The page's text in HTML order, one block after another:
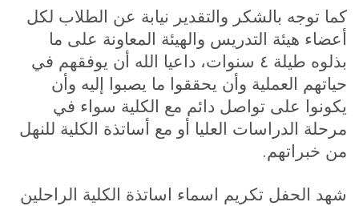
كما توجه بالشكر والتقدير نيابة عن الطلاب لكل
أعضاء هيئة التدريس والهيئة المعاونة على ما
بذلوه طيلة ٤ سنوات، داعيا الله أن يوفقهم في
حياتهم العملية وأن يحققوا ما يصبوا إليه وأن
يكونوا على تواصل دائم مع الكلية سواء في
مرحلة الدراسات العليا أو مع أساتذة الكلية للنهل
من خبراتهم.
شهد الحفل تكريم اسماء اساتذة الكلية الراحلين